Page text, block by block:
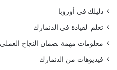
دليلك في أوروبا
تعلم القيادة في الدنمارك
معلومات مهمة لضمان النجاح العملي
فيديوهات من الدنمارك